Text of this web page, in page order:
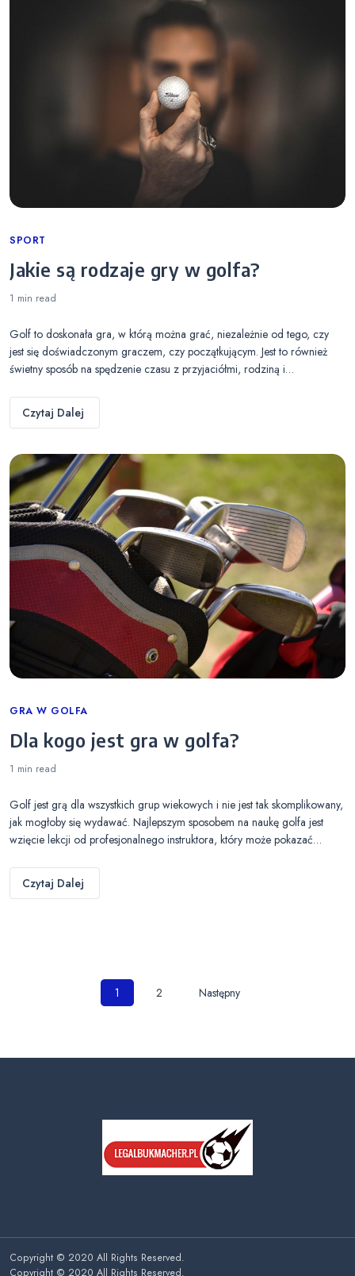
Categories
SPORT
Jakie są rodzaje gry w golfa?
1 min read
Golf to doskonała gra, w którą można grać, niezależnie od tego, czy
jest się doświadczonym graczem, czy początkującym. Jest to również
świetny sposób na spędzenie czasu z przyjaciółmi, rodziną i…
Czytaj Dalej
Categories
GRA W GOLFA
Dla kogo jest gra w golfa?
1 min read
Golf jest grą dla wszystkich grup wiekowych i nie jest tak skomplikowany,
jak mogłoby się wydawać. Najlepszym sposobem na naukę golfa jest
wzięcie lekcji od profesjonalnego instruktora, który może pokazać…
Czytaj Dalej
Nawigacja
1 2 Następny
Copyright © 2020 All Rights Reserved.
Copyright © 2020 All Rights Reserved.